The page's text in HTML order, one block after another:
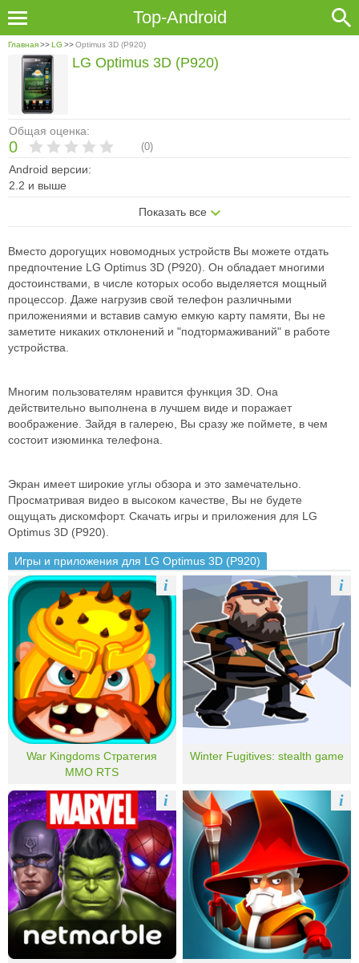
Top-Android
Главная>>LG >>Optimus 3D (P920)
Общая оценка:
0 (0)
Android версии:
2.2 и выше
Показать все
LG Optimus 3D (P920)
Вместо дорогущих новомодных устройств Вы можете отдать
предпочтение LG Optimus 3D (P920). Он обладает многими
достоинствами, в числе которых особо выделяется мощный
процессор. Даже нагрузив свой телефон различными
приложениями и вставив самую емкую карту памяти, Вы не
заметите никаких отклонений и "подтормаживаний" в работе
устройства.
Многим пользователям нравится функция 3D. Она
действительно выполнена в лучшем виде и поражает
воображение. Зайдя в галерею, Вы сразу же поймете, в чем
состоит изюминка телефона.
Экран имеет широкие углы обзора и это замечательно.
Просматривая видео в высоком качестве, Вы не будете
ощущать дискомфорт. Скачать игры и приложения для LG
Optimus 3D (P920).
Игры и приложения для LG Optimus 3D (P920)
War Kingdoms Стратегия
MMO RTS
i
Winter Fugitives: stealth game
i
i i